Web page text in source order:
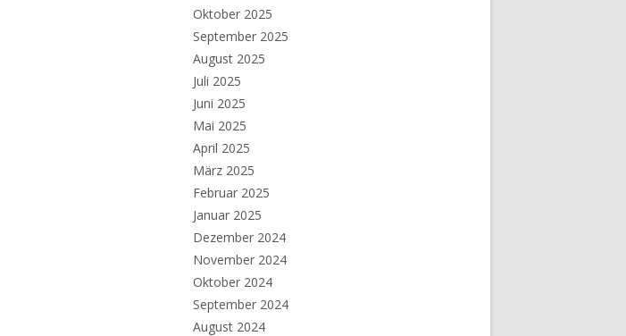
Oktober 2025
September 2025
August 2025
Juli 2025
Juni 2025
Mai 2025
April 2025
März 2025
Februar 2025
Januar 2025
Dezember 2024
November 2024
Oktober 2024
September 2024
August 2024